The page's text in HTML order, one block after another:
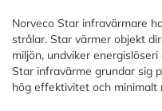
Norveco Star infravärmare
strålar. Star värmer objekt
miljön, undviker
Star infravärme grundar sig
hög effektivitet och minimalt